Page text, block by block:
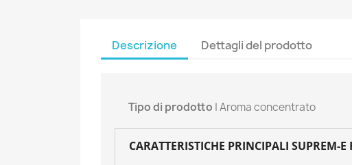
Descrizione Dettagli del prodotto
Tipo di prodotto | Aroma concentrato
CARATTERISTICHE PRINCIPALI SUPREM-